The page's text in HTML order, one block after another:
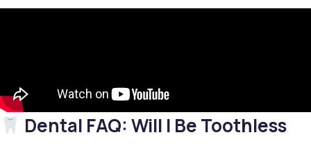
Dental FAQ: Will I Be Toothless